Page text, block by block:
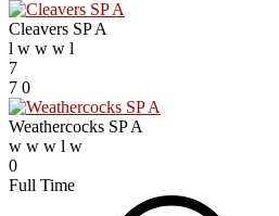
Cleavers SP A
l w w w l
7
7 0
Weathercocks SP A
w w w l w
0
Full Time